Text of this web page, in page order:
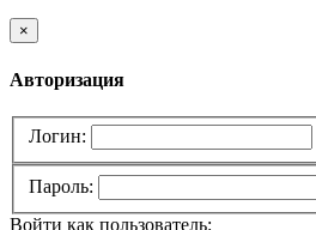
×
Авторизация
Логин:
Пароль:
Войти как пользователь: